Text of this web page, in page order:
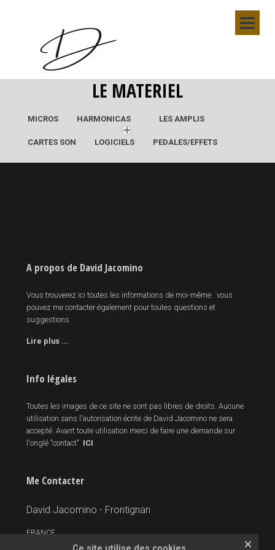
×
LE MATERIEL
MICROS HARMONICAS LES AMPLIS
CARTES SON LOGICIELS PEDALES/EFFETS
A propos de David Jacomino
Vous trouverez ici toutes les informations de moi-même . vous
pouvez me contacter également pour toutes questions et
suggestions
Lire plus ...
Info légales
Toutes les images de ce site ne sont pas libres de droits. Aucune
utilisation sans l'autorisation écrite de David Jacomino ne sera
accepté. Avant toute utilisation merci de faire une demande sur
l'onglé "contact" ICI
Me Contacter
David Jacomino - Frontignan
FRANCE